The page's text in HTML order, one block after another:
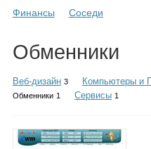
Финансы
Соседи
Обменники
Веб-дизайн 3 Компьютеры и
Обменники 1 Сервисы 1